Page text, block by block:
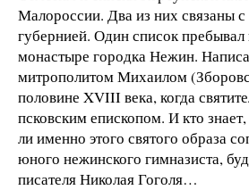
Малороссии. Два из них связаны
губернией. Один список
монастыре городка Нежин.
митрополитом Михаилом
половине XVIII века, когда
псковским епископом. И кто
ли именно этого святого образа
юного нежинского гимназиста,
писателя Николая Гоголя…